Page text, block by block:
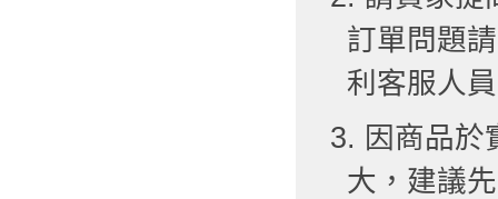
訂單問題
利客服人
3. 因商品於
大，建議